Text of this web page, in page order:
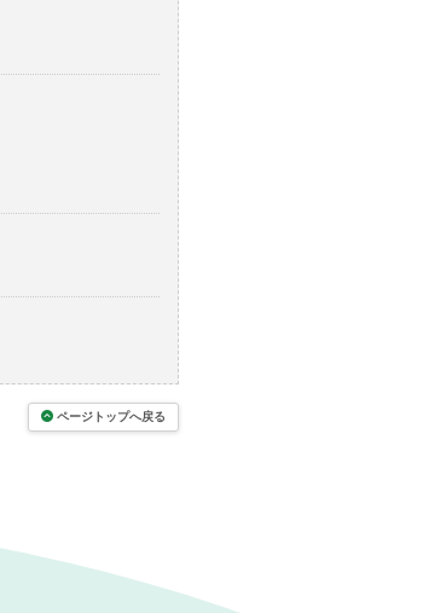
ページトップへ戻る